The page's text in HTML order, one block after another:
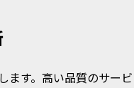
ます。高い品質のサービ